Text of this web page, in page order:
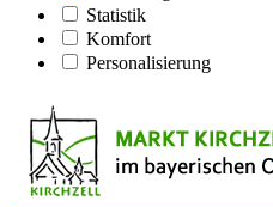
Statistik
Komfort
Personalisierung